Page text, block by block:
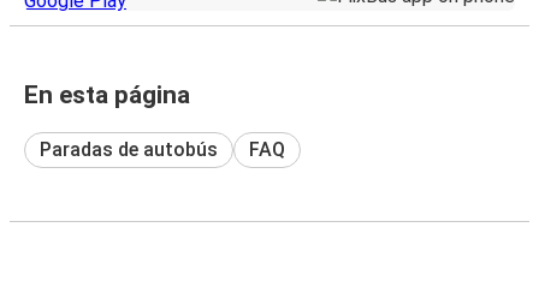
En esta página
Paradas de autobús FAQ